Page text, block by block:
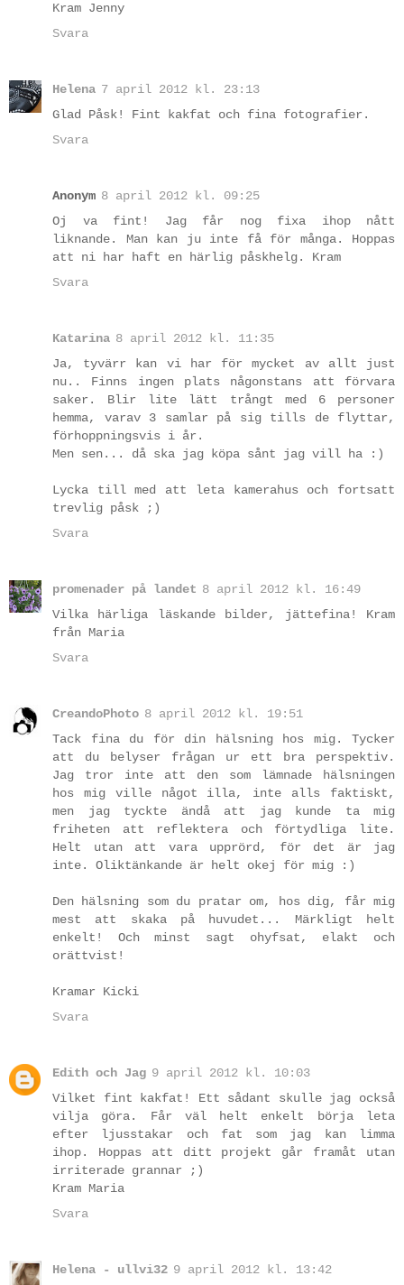
Kram Jenny
Svara
Helena 7 april 2012 kl. 23:13
Glad Påsk! Fint kakfat och fina fotografier.
Svara
Anonym 8 april 2012 kl. 09:25
Oj va fint! Jag får nog fixa ihop nått
liknande. Man kan ju inte få för många. Hoppas
att ni har haft en härlig påskhelg. Kram
Svara
Katarina 8 april 2012 kl. 11:35
Ja, tyvärr kan vi har för mycket av allt just
nu.. Finns ingen plats någonstans att förvara
saker. Blir lite lätt trångt med 6 personer
hemma, varav 3 samlar på sig tills de flyttar,
förhoppningsvis i år.
Men sen... då ska jag köpa sånt jag vill ha :)
Lycka till med att leta kamerahus och fortsatt
trevlig påsk ;)
Svara
promenader på landet 8 april 2012 kl. 16:49
Vilka härliga läskande bilder, jättefina! Kram
från Maria
Svara
CreandoPhoto 8 april 2012 kl. 19:51
Tack fina du för din hälsning hos mig. Tycker
att du belyser frågan ur ett bra perspektiv.
Jag tror inte att den som lämnade hälsningen
hos mig ville något illa, inte alls faktiskt,
men jag tyckte ändå att jag kunde ta mig
friheten att reflektera och förtydliga lite.
Helt utan att vara upprörd, för det är jag
inte. Oliktänkande är helt okej för mig :)
Den hälsning som du pratar om, hos dig, får mig
mest att skaka på huvudet... Märkligt helt
enkelt! Och minst sagt ohyfsat, elakt och
orättvist!
Kramar Kicki
Svara
Edith och Jag 9 april 2012 kl. 10:03
Vilket fint kakfat! Ett sådant skulle jag också
vilja göra. Får väl helt enkelt börja leta
efter ljusstakar och fat som jag kan limma
ihop. Hoppas att ditt projekt går framåt utan
irriterade grannar ;)
Kram Maria
Svara
Helena - ullvi32 9 april 2012 kl. 13:42